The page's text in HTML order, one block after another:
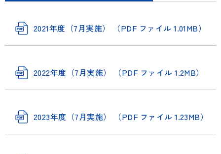
2021年度（7月実施） （PDF ファイル 1.01MB）
2022年度（7月実施） （PDF ファイル 1.2MB）
2023年度（7月実施） （PDF ファイル 1.23MB）